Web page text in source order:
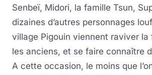
Senbeï, Midori, la famille Tsun,
dizaines d’autres personnages
village Pigouin viennent raviver la
les anciens, et se faire connaître
A cette occasion, le moins que